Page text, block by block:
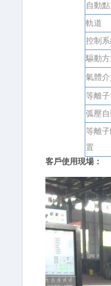
自動
軌道
控制
驅動
氣體
等離
弧壓
等離
置
客戶使用現場：